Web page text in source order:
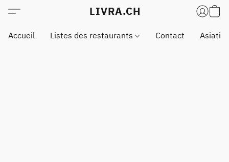
LIVRA.CH
Accueil Listes des restaurants Contact